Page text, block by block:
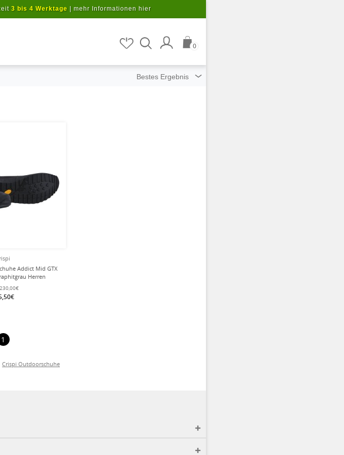
3 bis 4 Werktage mehr Informationen hier
0
Addict Mid GTX
Herren
230,00€
1
Crispi Outdoorschuhe